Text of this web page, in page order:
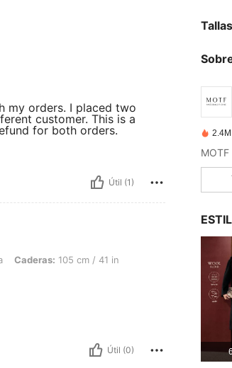
my orders. I placed two
customer. This is a
for both orders.
Útil (1)
/ 41 in, Cintura: 74 cm / 29 in, Busto: 95 cm / 37 in,
Caderas: 105 cm / 41 in
Útil (0)